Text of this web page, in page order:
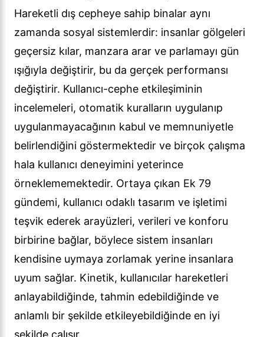
Hareketli dış cepheye sahip binalar aynı
zamanda sosyal sistemlerdir: insanlar gölgeleri
geçersiz kılar, manzara arar ve parlamayı gün
ışığıyla değiştirir, bu da gerçek performansı
değiştirir. Kullanıcı-cephe etkileşiminin
incelemeleri, otomatik kuralların uygulanıp
uygulanmayacağının kabul ve memnuniyetle
belirlendiğini göstermektedir ve birçok çalışma
hala kullanıcı deneyimini yeterince
örneklememektedir. Ortaya çıkan Ek 79
gündemi, kullanıcı odaklı tasarım ve işletimi
teşvik ederek arayüzleri, verileri ve konforu
birbirine bağlar, böylece sistem insanları
kendisine uymaya zorlamak yerine insanlara
uyum sağlar. Kinetik, kullanıcılar hareketleri
anlayabildiğinde, tahmin edebildiğinde ve
anlamlı bir şekilde etkileyebildiğinde en iyi
şekilde çalışır.